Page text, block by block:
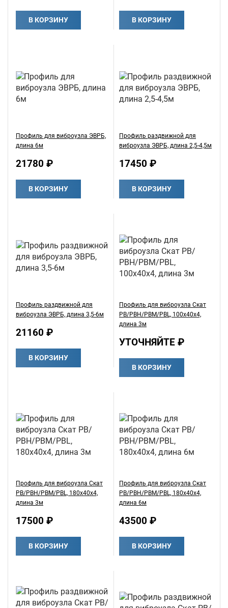
В КОРЗИНУ В КОРЗИНУ
Профиль для виброузла ЭВРБ,
длина 6м
21780 ₽
В КОРЗИНУ
Профиль раздвижной для
виброузла ЭВРБ, длина 2,5-4,5м
17450 ₽
В КОРЗИНУ
Профиль раздвижной для
виброузла ЭВРБ, длина 3,5-6м
21160 ₽
В КОРЗИНУ
Профиль для виброузла Скат
РВ/РВН/РВМ/PBL, 100х40х4,
длина 3м
УТОЧНЯЙТЕ ₽
В КОРЗИНУ
Профиль для виброузла Скат
РВ/РВН/РВМ/PBL, 180х40х4,
длина 3м
17500 ₽
В КОРЗИНУ
Профиль для виброузла Скат
РВ/РВН/РВМ/PBL, 180х40х4,
длина 6м
43500 ₽
В КОРЗИНУ